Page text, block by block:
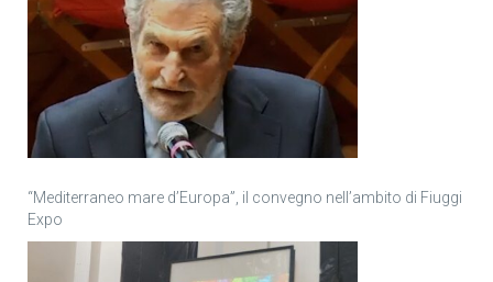
“Mediterraneo mare d’Europa”, il convegno nell’ambito di Fiuggi
Expo